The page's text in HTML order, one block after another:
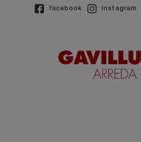
facebook instagram